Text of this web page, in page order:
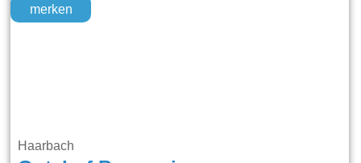
merken
Haarbach